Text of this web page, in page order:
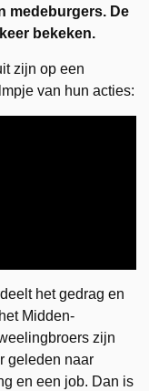
medeburgers. De
bekeken.
zijn op een
van hun acties:
het gedrag en
Midden-
zijn
geleden naar
en een job. Dan is